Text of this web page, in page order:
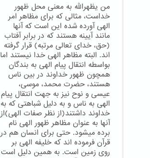
من یظهرالله به معنی محل ظهور
خداست، مثالی که برای مظاهر امر
الهی آورده شده این است که آنها
مانند آیینه هستند که در برابر آفتاب
(حق، خدای تعالی مرتبه) قرار گرفته
اند. البته مظاهر الهی خدا نیستند اما
بواسطه انتقال پیام الهی به بندگان
همچون ظهور خداوند در بین ناس
هستند، حضرت محمد، موسی،
عیسی و نوح نیز به جهت انتقال پیام
الهی به ناس و به دلیل شباهتی که به
خداوند داشتند(از نظر صفات الهی)از
آنها به عنوان مظاهر ظهور الهی نام
برده میشود. حتی برای انسان هم در
قرآن فرموده اند که خلیفه الهی بر
روی زمین است. به همین دلیل است